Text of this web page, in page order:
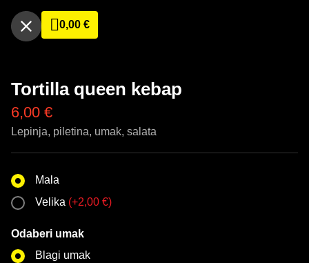
0,00 €
Tortilla queen kebap
6,00 €
Lepinja, piletina, umak, salata
Mala
Velika (+2,00 €)
Odaberi umak
Blagi umak